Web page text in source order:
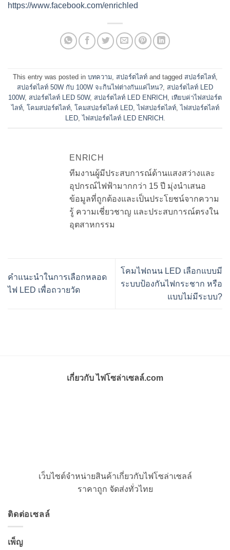
https://www.facebook.com/enrichled
This entry was posted in บทความ, สปอร์ตไลท์and tagged สปอร์ตไลท์,
สปอร์ตไลท์ 50W กับ 100W จะกินไฟต่างกันแค่ไหน?, สปอร์ตไลท์ LED
100W, สปอร์ตไลท์ LED 50W, สปอร์ตไลท์ LED ENRICH , เทียบค่าไฟสปอร์ต
ไลท์, โคมสปอร์ตไลท์, โคมสปอร์ตไลท์ LED,ไฟสปอร์ตไลท์,ไฟสปอร์ตไลท์
LED,ไฟสปอร์ตไลท์ LED ENRICH .
ENRICH
ทีมงานผู้มีประสบการณ์ด้านแสงสว่างและ
อุปกรณ์ไฟฟ้ามากกว่า 15 ปี มุ่งนำเสนอ
ข้อมูลที่ถูกต้องและเป็นประโยชน์จากความ
รู้ ความเชี่ยวชาญ และประสบการณ์ตรงใน
อุตสาหกรรม
คำแนะนำในการเลือกหลอด
ไฟ LED เพื่อถวายวัด
โคมไฟถนน LED เลือกแบบมี
ระบบป้องกันไฟกระชาก หรือ
แบบไม่มีระบบ?
เกี่ยวกับ ไฟโซล่าเซลล์.com
เว็บไซต์จำหน่ายสินค้าเกี่ยวกับไฟโซล่าเซลล์
ราคาถูก จัดส่งทั่วไทย
ติดต่อเซลล์
เพ็ญ